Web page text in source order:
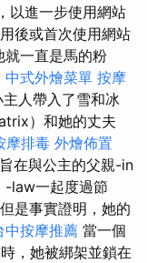
以進一步使用網站
後或首次使用網站
就一直是馬的粉
中式外燴菜單 按摩
人帶入了雪和冰
）和她的丈夫
摩排毒 外燴佈置
在與公主的父親-in
-law一起度過節
但是事實證明，她的
中按摩推薦 當一個
，她被綁架並鎖在